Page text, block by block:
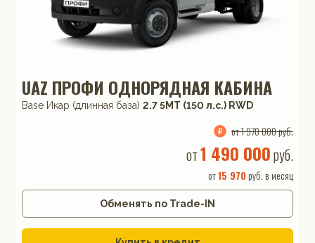
UAZ ПРОФИ ОДНОРЯДНАЯ КАБИНА
Base Икар (длинная база) 2.7 5MT (150 л.с.) RWD
от 1 970 000 руб.
от1 490 000руб.
от15 970 руб. в месяц
Обменять по Trade-IN